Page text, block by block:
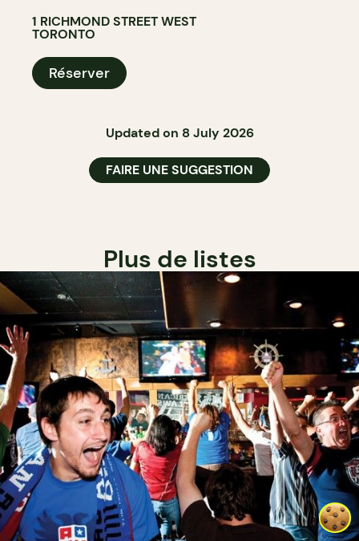
1 RICHMOND STREET WEST
TORONTO
Réserver
Updated on 8 July 2026
FAIRE UNE SUGGESTION
Plus de listes